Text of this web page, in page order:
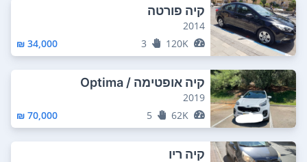
קיה פורטה
2014
120K
3
34,000 ₪
קיה אופטימה / Optima
2019
62K
5
70,000 ₪
קיה ריו